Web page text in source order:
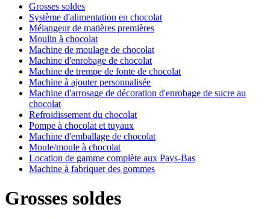
Grosses soldes
Système d'alimentation en chocolat
Mélangeur de matières premières
Moulin à chocolat
Machine de moulage de chocolat
Machine d'enrobage de chocolat
Machine de trempe de fonte de chocolat
Machine à ajouter personnalisée
Machine d'arrosage de décoration d'enrobage de sucre au
chocolat
Refroidissement du chocolat
Pompe à chocolat et tuyaux
Machine d'emballage de chocolat
Moule/moule à chocolat
Location de gamme complète aux Pays-Bas
Machine à fabriquer des gommes
Grosses soldes